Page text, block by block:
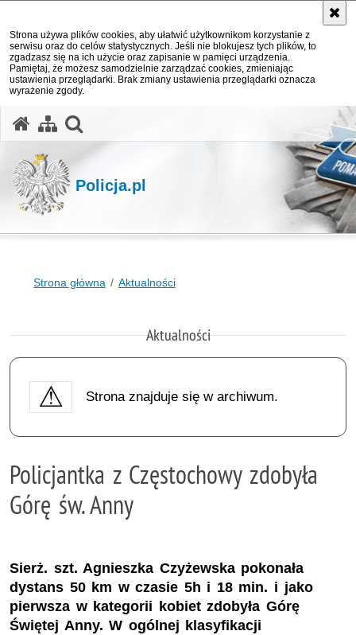
Strona używa plików cookies, aby ułatwić użytkownikom korzystanie z
serwisu oraz do celów statystycznych. Jeśli nie blokujesz tych plików, to
zgadzasz się na ich użycie oraz zapisanie w pamięci urządzenia.
Pamiętaj, że możesz samodzielnie zarządzać cookies, zmieniając
ustawienia przeglądarki. Brak zmiany ustawienia przeglądarki oznacza
wyrażenie zgody.
Policja.pl
Strona główna Aktualności
Aktualności
Strona znajduje się w archiwum.
Policjantka z Częstochowy zdobyła
Górę św. Anny
Sierż. szt. Agnieszka Czyżewska pokonała
dystans 50 km w czasie 5h i 18 min. i jako
pierwsza w kategorii kobiet zdobyła Górę
Świętej Anny. W ogólnej klasyfikacji